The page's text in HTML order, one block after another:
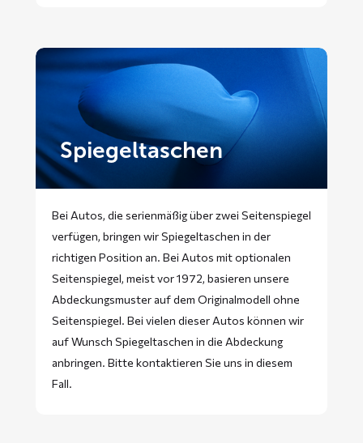
Spiegeltaschen
Bei Autos, die serienmäßig über zwei Seitenspiegel
verfügen, bringen wir Spiegeltaschen in der
richtigen Position an. Bei Autos mit optionalen
Seitenspiegel, meist vor 1972, basieren unsere
Abdeckungsmuster auf dem Originalmodell ohne
Seitenspiegel. Bei vielen dieser Autos können wir
auf Wunsch Spiegeltaschen in die Abdeckung
anbringen. Bitte kontaktieren Sie uns in diesem
Fall.